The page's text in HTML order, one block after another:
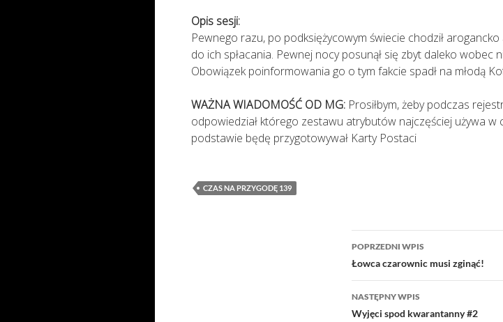
Opis sesji:
Pewnego razu, po podksiężycowym świecie chodził
do ich spłacania. Pewnej nocy posunął się zbyt daleko wobec
Obowiązek poinformowania go o tym fakcie spadł na młodą
WAŻNA WIADOMOŚĆ OD MG:Prosiłbym, żeby podczas
odpowiedział którego zestawu atrybutów najczęściej używa w
podstawie będę przygotowywał Karty Postaci
CZAS NA PRZYGODĘ 139
Nawigacja
wpisu
POPRZEDNI WPIS
Łowca czarownic musi zginąć!
NASTĘPNY WPIS
Wyjęci spod kwarantanny #2